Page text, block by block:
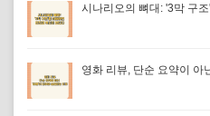
시나리오의 뼈대: '3막 구
영화 리뷰, 단순 요약이 아